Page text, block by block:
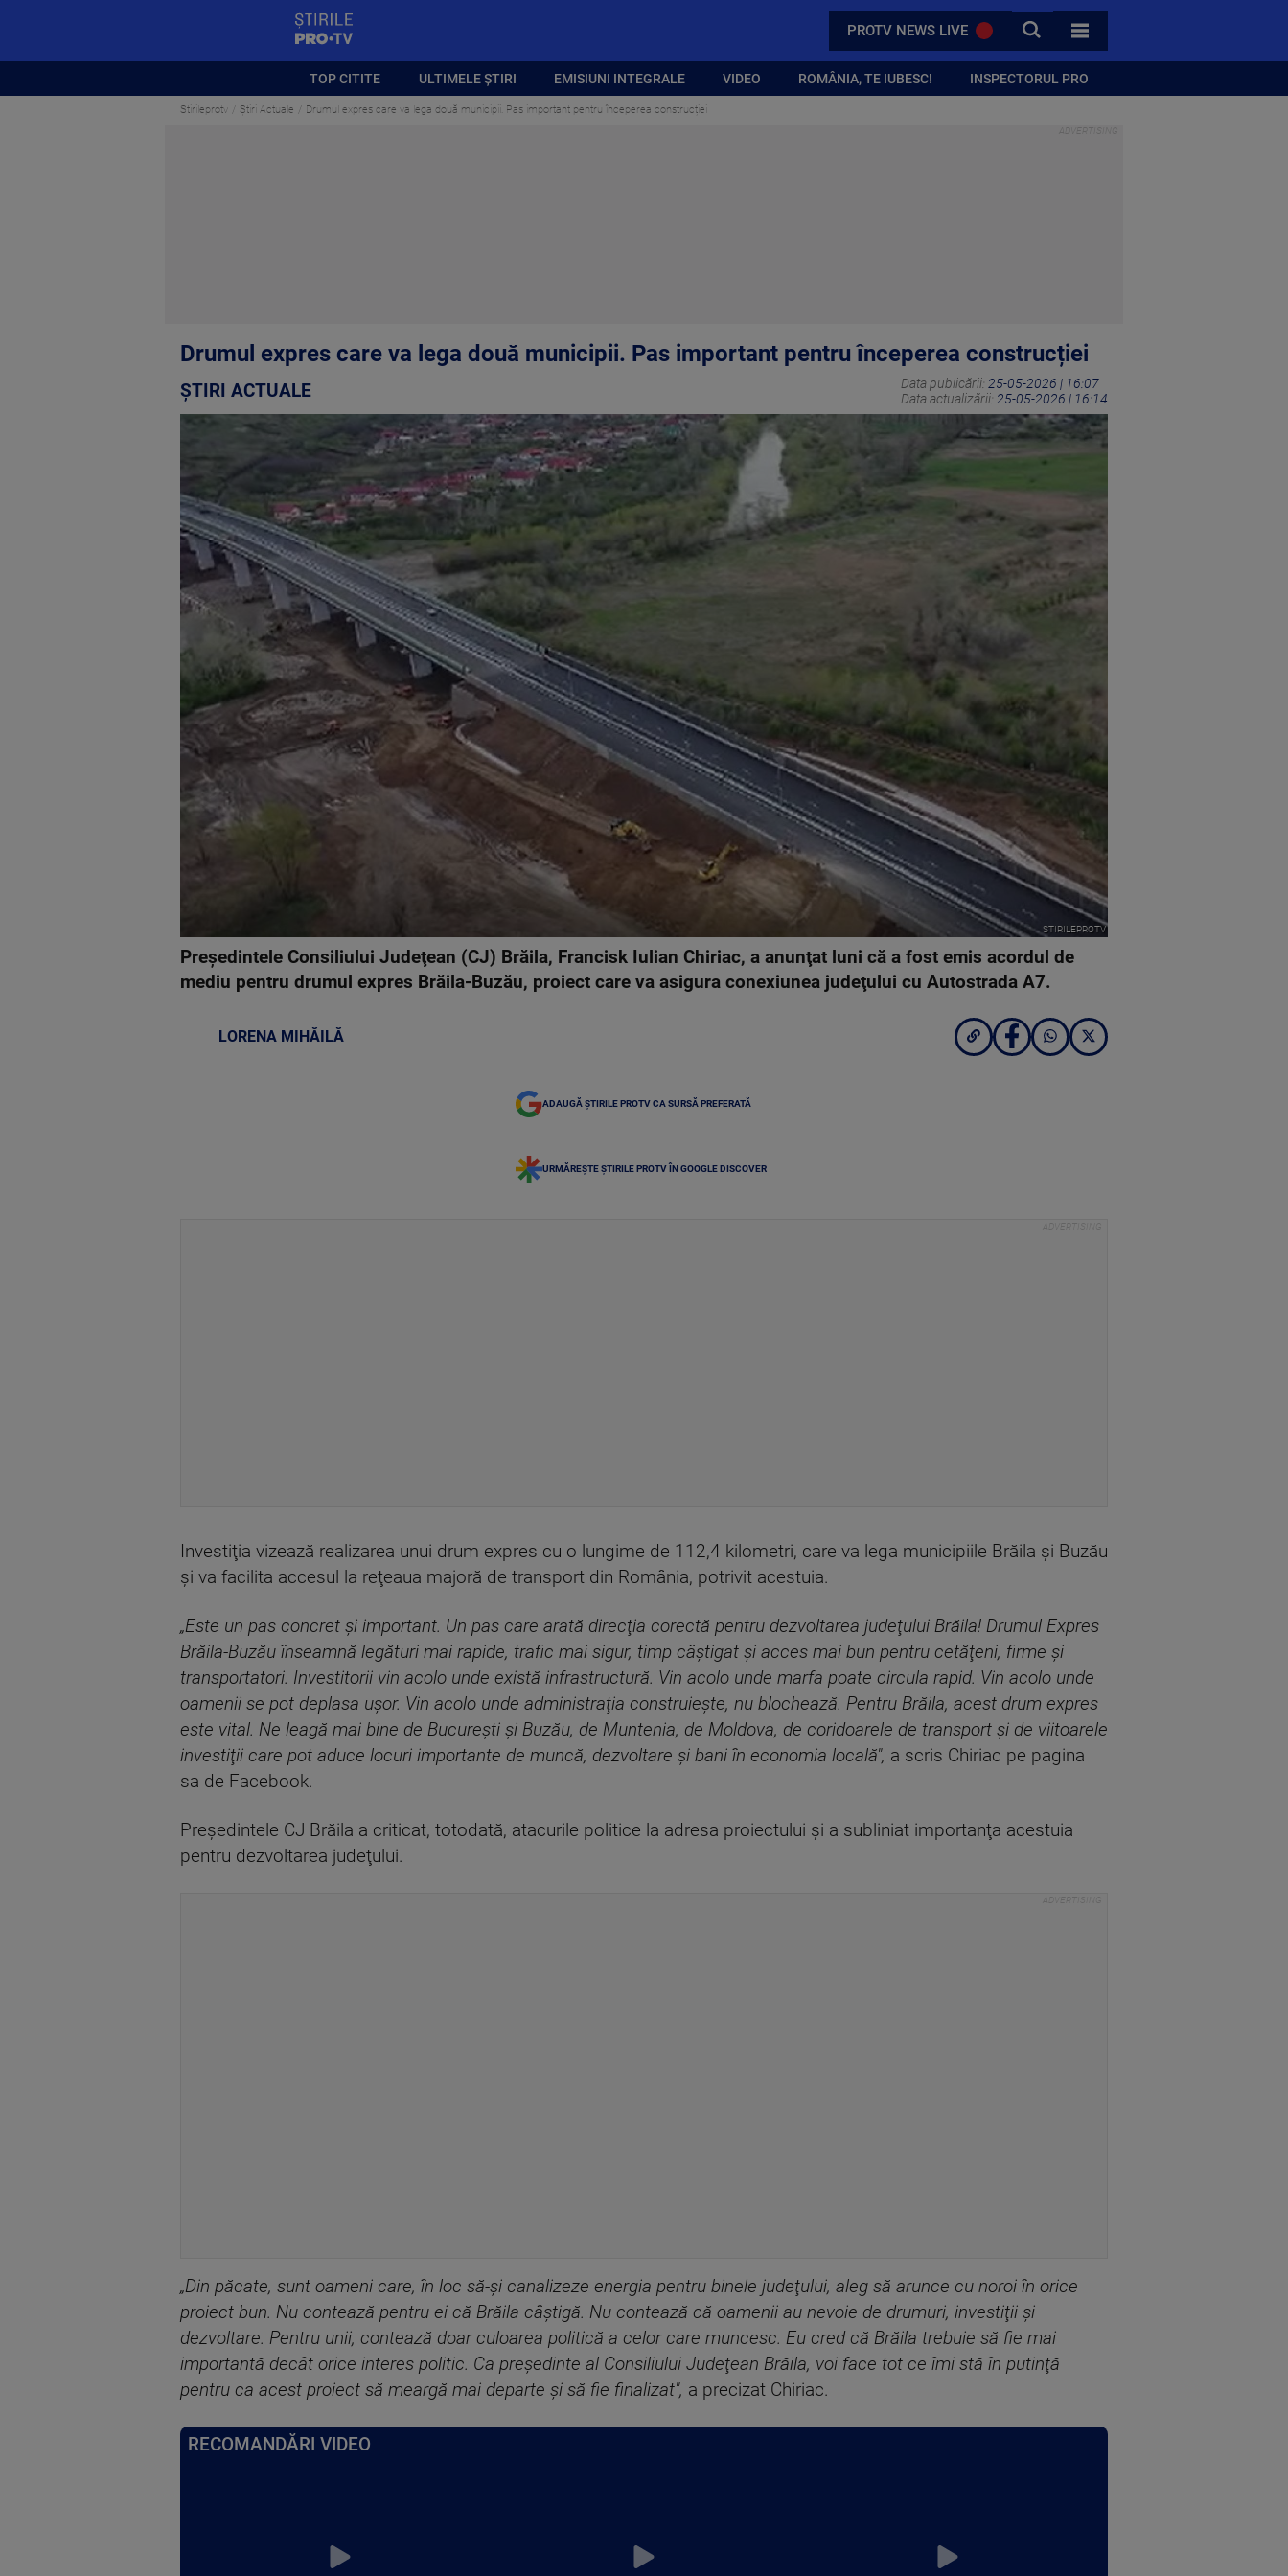
PROTV NEWS LIVE CAUTA
TOATE CATEGORIILE
TOP CITITE ULTIMELE ȘTIRI EMISIUNI INTEGRALE VIDEO ROMÂNIA, TE IUBESC! INSPECTORUL PRO
Stirileprotv Știri Actuale Drumul expres care va lega două municipii. Pas important pentru începerea construcției
Drumul expres care va lega două municipii. Pas important pentru începerea construcției
ȘTIRI ACTUALE Data publicării: 25-05-2026 | 16:07
Data actualizării: 25-05-2026 | 16:14
STIRILEPROTV
Preşedintele Consiliului Judeţean (CJ) Brăila, Francisk Iulian Chiriac, a anunţat luni că a fost emis acordul de
mediu pentru drumul expres Brăila-Buzău, proiect care va asigura conexiunea judeţului cu Autostrada A7.
LORENA MIHĂILĂ
ADAUGĂ ȘTIRILE PROTV CA SURSĂ PREFERATĂ
URMĂREȘTE ȘTIRILE PROTV ÎN GOOGLE DISCOVER
Investiţia vizează realizarea unui drum expres cu o lungime de 112,4 kilometri, care va lega municipiile Brăila şi Buzău
şi va facilita accesul la reţeaua majoră de transport din România, potrivit acestuia.
„Este un pas concret şi important. Un pas care arată direcţia corectă pentru dezvoltarea judeţului Brăila! Drumul Expres
Brăila-Buzău înseamnă legături mai rapide, trafic mai sigur, timp câştigat şi acces mai bun pentru cetăţeni, firme şi
transportatori. Investitorii vin acolo unde există infrastructură. Vin acolo unde marfa poate circula rapid. Vin acolo unde
oamenii se pot deplasa uşor. Vin acolo unde administraţia construieşte, nu blochează. Pentru Brăila, acest drum expres
este vital. Ne leagă mai bine de Bucureşti şi Buzău, de Muntenia, de Moldova, de coridoarele de transport şi de viitoarele
investiţii care pot aduce locuri importante de muncă, dezvoltare şi bani în economia locală", a scris Chiriac pe pagina
sa de Facebook.
Preşedintele CJ Brăila a criticat, totodată, atacurile politice la adresa proiectului şi a subliniat importanţa acestuia
pentru dezvoltarea judeţului.
„Din păcate, sunt oameni care, în loc să-şi canalizeze energia pentru binele judeţului, aleg să arunce cu noroi în orice
proiect bun. Nu contează pentru ei că Brăila câştigă. Nu contează că oamenii au nevoie de drumuri, investiţii şi
dezvoltare. Pentru unii, contează doar culoarea politică a celor care muncesc. Eu cred că Brăila trebuie să fie mai
importantă decât orice interes politic. Ca preşedinte al Consiliului Judeţean Brăila, voi face tot ce îmi stă în putinţă
pentru ca acest proiect să meargă mai departe şi să fie finalizat", a precizat Chiriac.
RECOMANDĂRI VIDEO